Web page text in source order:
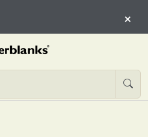
×